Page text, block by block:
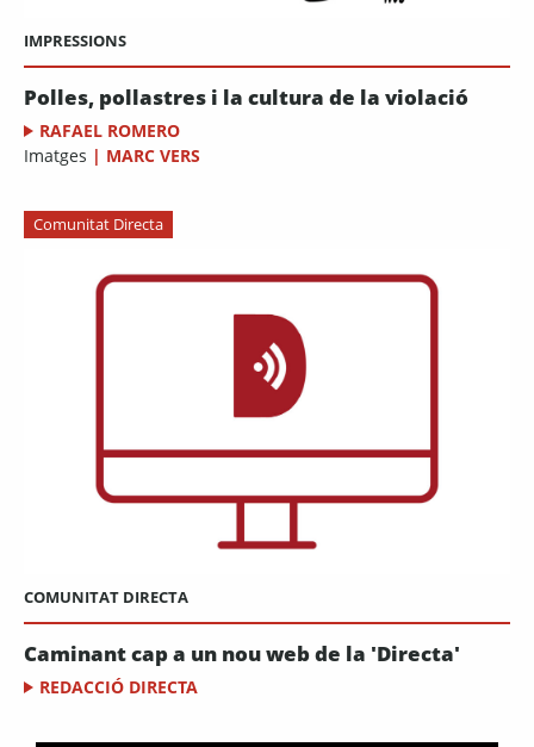
IMPRESSIONS
Polles, pollastres i la cultura de la violació
RAFAEL ROMERO
Imatges | MARC VERS
Comunitat Directa
COMUNITAT DIRECTA
Caminant cap a un nou web de la 'Directa'
REDACCIÓ DIRECTA